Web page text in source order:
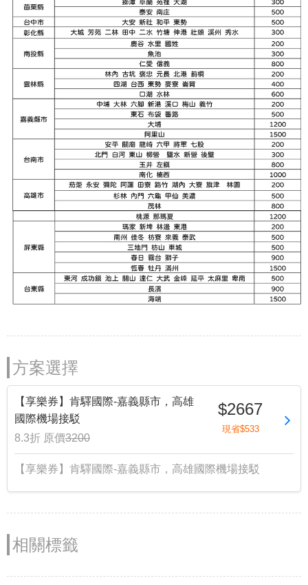
方案選擇
【享樂券】肯驛國際-嘉義縣市，高雄
國際機場接駁
8.3折 原價3200
$2667
現省$533
【享樂券】肯驛國際-嘉義縣市，高雄國際機場接駁
相關標籤